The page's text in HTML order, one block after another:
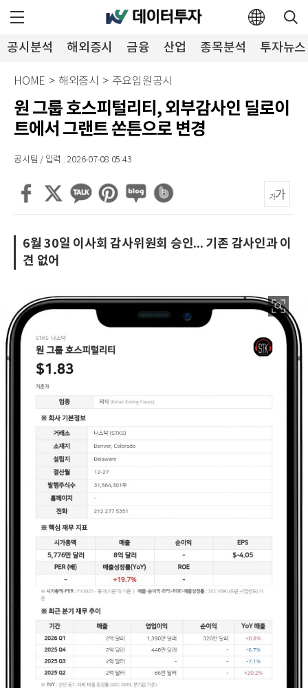
공시분석 해외증시 금융 산업 종목분석 투자뉴스
HOME > 해외증시 > 주요임원공시
원 그룹 호스피털리티, 외부감사인 딜로이
트에서 그랜트 쏜튼으로 변경
공시팀 / 입력 : 2026-07-08 05:43
6월 30일 이사회 감사위원회 승인... 기존 감사인과 이
견 없어